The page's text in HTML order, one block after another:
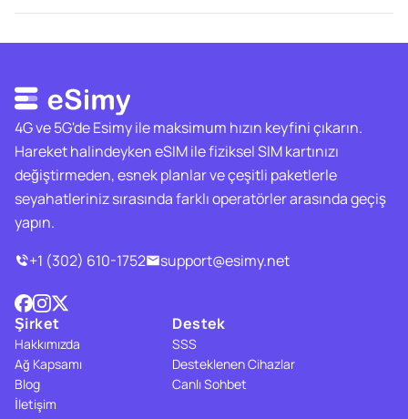
4G ve 5G'de Esimy ile maksimum hızın keyfini çıkarın.
Hareket halindeyken eSIM ile fiziksel SIM kartınızı
değiştirmeden, esnek planlar ve çeşitli paketlerle
seyahatleriniz sırasında farklı operatörler arasında geçiş
yapın.
+1 (302) 610-1752
support@esimy.net
Şirket
Hakkımızda
Ağ Kapsamı
Blog
İletişim
Destek
SSS
Desteklenen Cihazlar
Canlı Sohbet